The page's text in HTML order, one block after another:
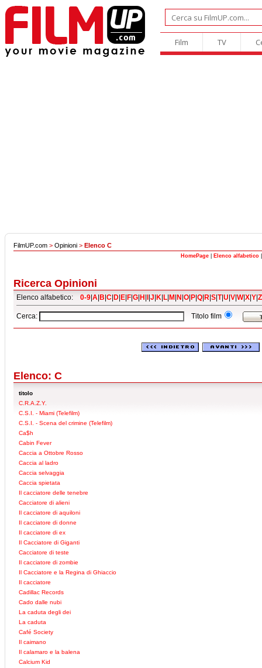
Film TV
FilmUP.com > Opinioni > Elenco C
HomePage Elenco alfabetico
Ricerca Opinioni
Elenco alfabetico: 0-9 A B C D E F G H J K L M N O P Q R S T|U V W|X Y Z
Cerca: Titolo film
Elenco: C
titolo
C.R.A.Z.Y.
C.S.I. - Miami (Telefilm)
C.S.I. - Scena del crimine (Telefilm)
Ca$h
Cabin Fever
Caccia a Ottobre Rosso
Caccia al ladro
Caccia selvaggia
Caccia spietata
Il cacciatore delle tenebre
Cacciatore di alieni
Il cacciatore di aquiloni
Il cacciatore di donne
Il cacciatore di ex
Il Cacciatore di Giganti
Cacciatore di teste
Il cacciatore di zombie
Il Cacciatore e la Regina di Ghiaccio
Il cacciatore
Cadillac Records
Cado dalle nubi
La caduta degli dei
La caduta
Café Society
Il caimano
Il calamaro e la balena
Calcium Kid